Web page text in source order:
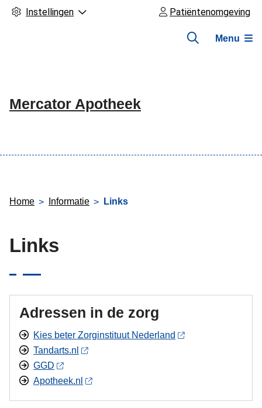
Instellingen Patiëntenomgeving
Mercator Apotheek
Menu
Home Informatie Links
Links
Adressen in de zorg
Kies beter Zorginstituut Nederland
Tandarts.nl
GGD
Apotheek.nl